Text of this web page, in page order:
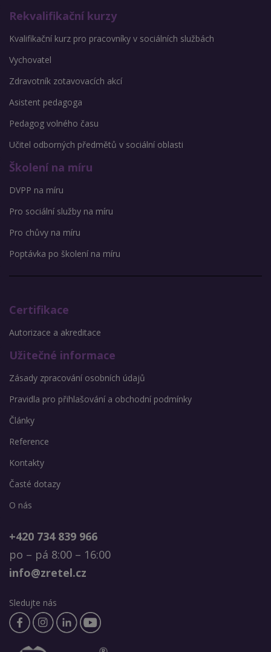
Rekvalifikační kurzy
Kvalifikační kurz pro pracovníky v sociálních službách
Vychovatel
Zdravotník zotavovacích akcí
Asistent pedagoga
Pedagog volného času
Učitel odborných předmětů v sociální oblasti
Školení na míru
DVPP na míru
Pro sociální služby na míru
Pro chůvy na míru
Poptávka po školení na míru
Certifikace
Autorizace a akreditace
Užitečné informace
Zásady zpracování osobních údajů
Pravidla pro přihlašování a obchodní podmínky
Články
Reference
Kontakty
Časté dotazy
O nás
+420 734 839 966
po – pá 8:00 – 16:00
info@zretel.cz
Sledujte nás